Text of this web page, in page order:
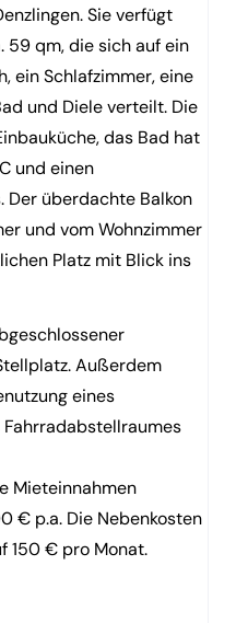
Sie verfügt
59 qm, die sich auf ein
ein Schlafzimmer, eine
und Diele verteilt. Die
das Bad hat
und einen
Der überdachte Balkon
und vom Wohnzimmer
Platz mit Blick ins
Außerdem
eines
Mieteinnahmen
€ p.a. Die Nebenkosten
150 € pro Monat.